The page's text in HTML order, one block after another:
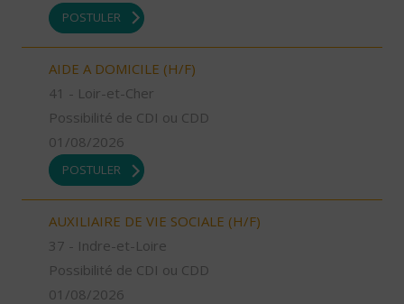
POSTULER
AIDE A DOMICILE (H/F)
41 - Loir-et-Cher
Possibilité de CDI ou CDD
01/08/2026
POSTULER
AUXILIAIRE DE VIE SOCIALE (H/F)
37 - Indre-et-Loire
Possibilité de CDI ou CDD
01/08/2026